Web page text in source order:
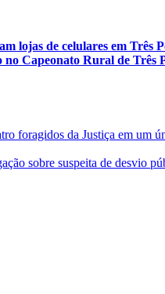
lojas de celulares em Três
no Capeonato Rural de Três
foragidos da Justiça em um
sobre suspeita de desvio